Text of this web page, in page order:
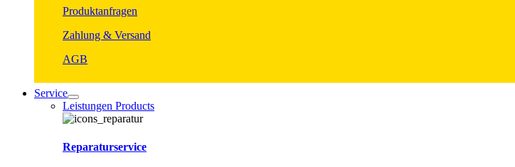
Produktanfragen
Zahlung & Versand
AGB
Service
Leistungen Products
Reparaturservice